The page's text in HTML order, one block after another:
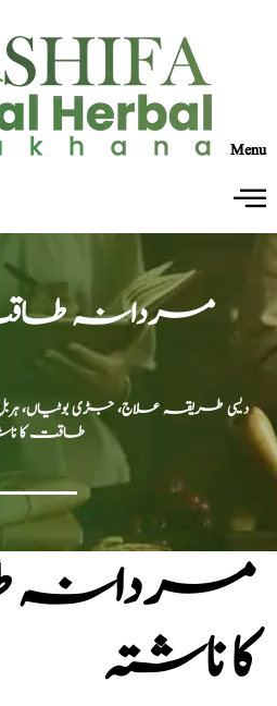
Menu
مردانہ
دیسی طریقہ علاج، جڑی بوٹیاں،
طاقت کا
کا ناشتہ